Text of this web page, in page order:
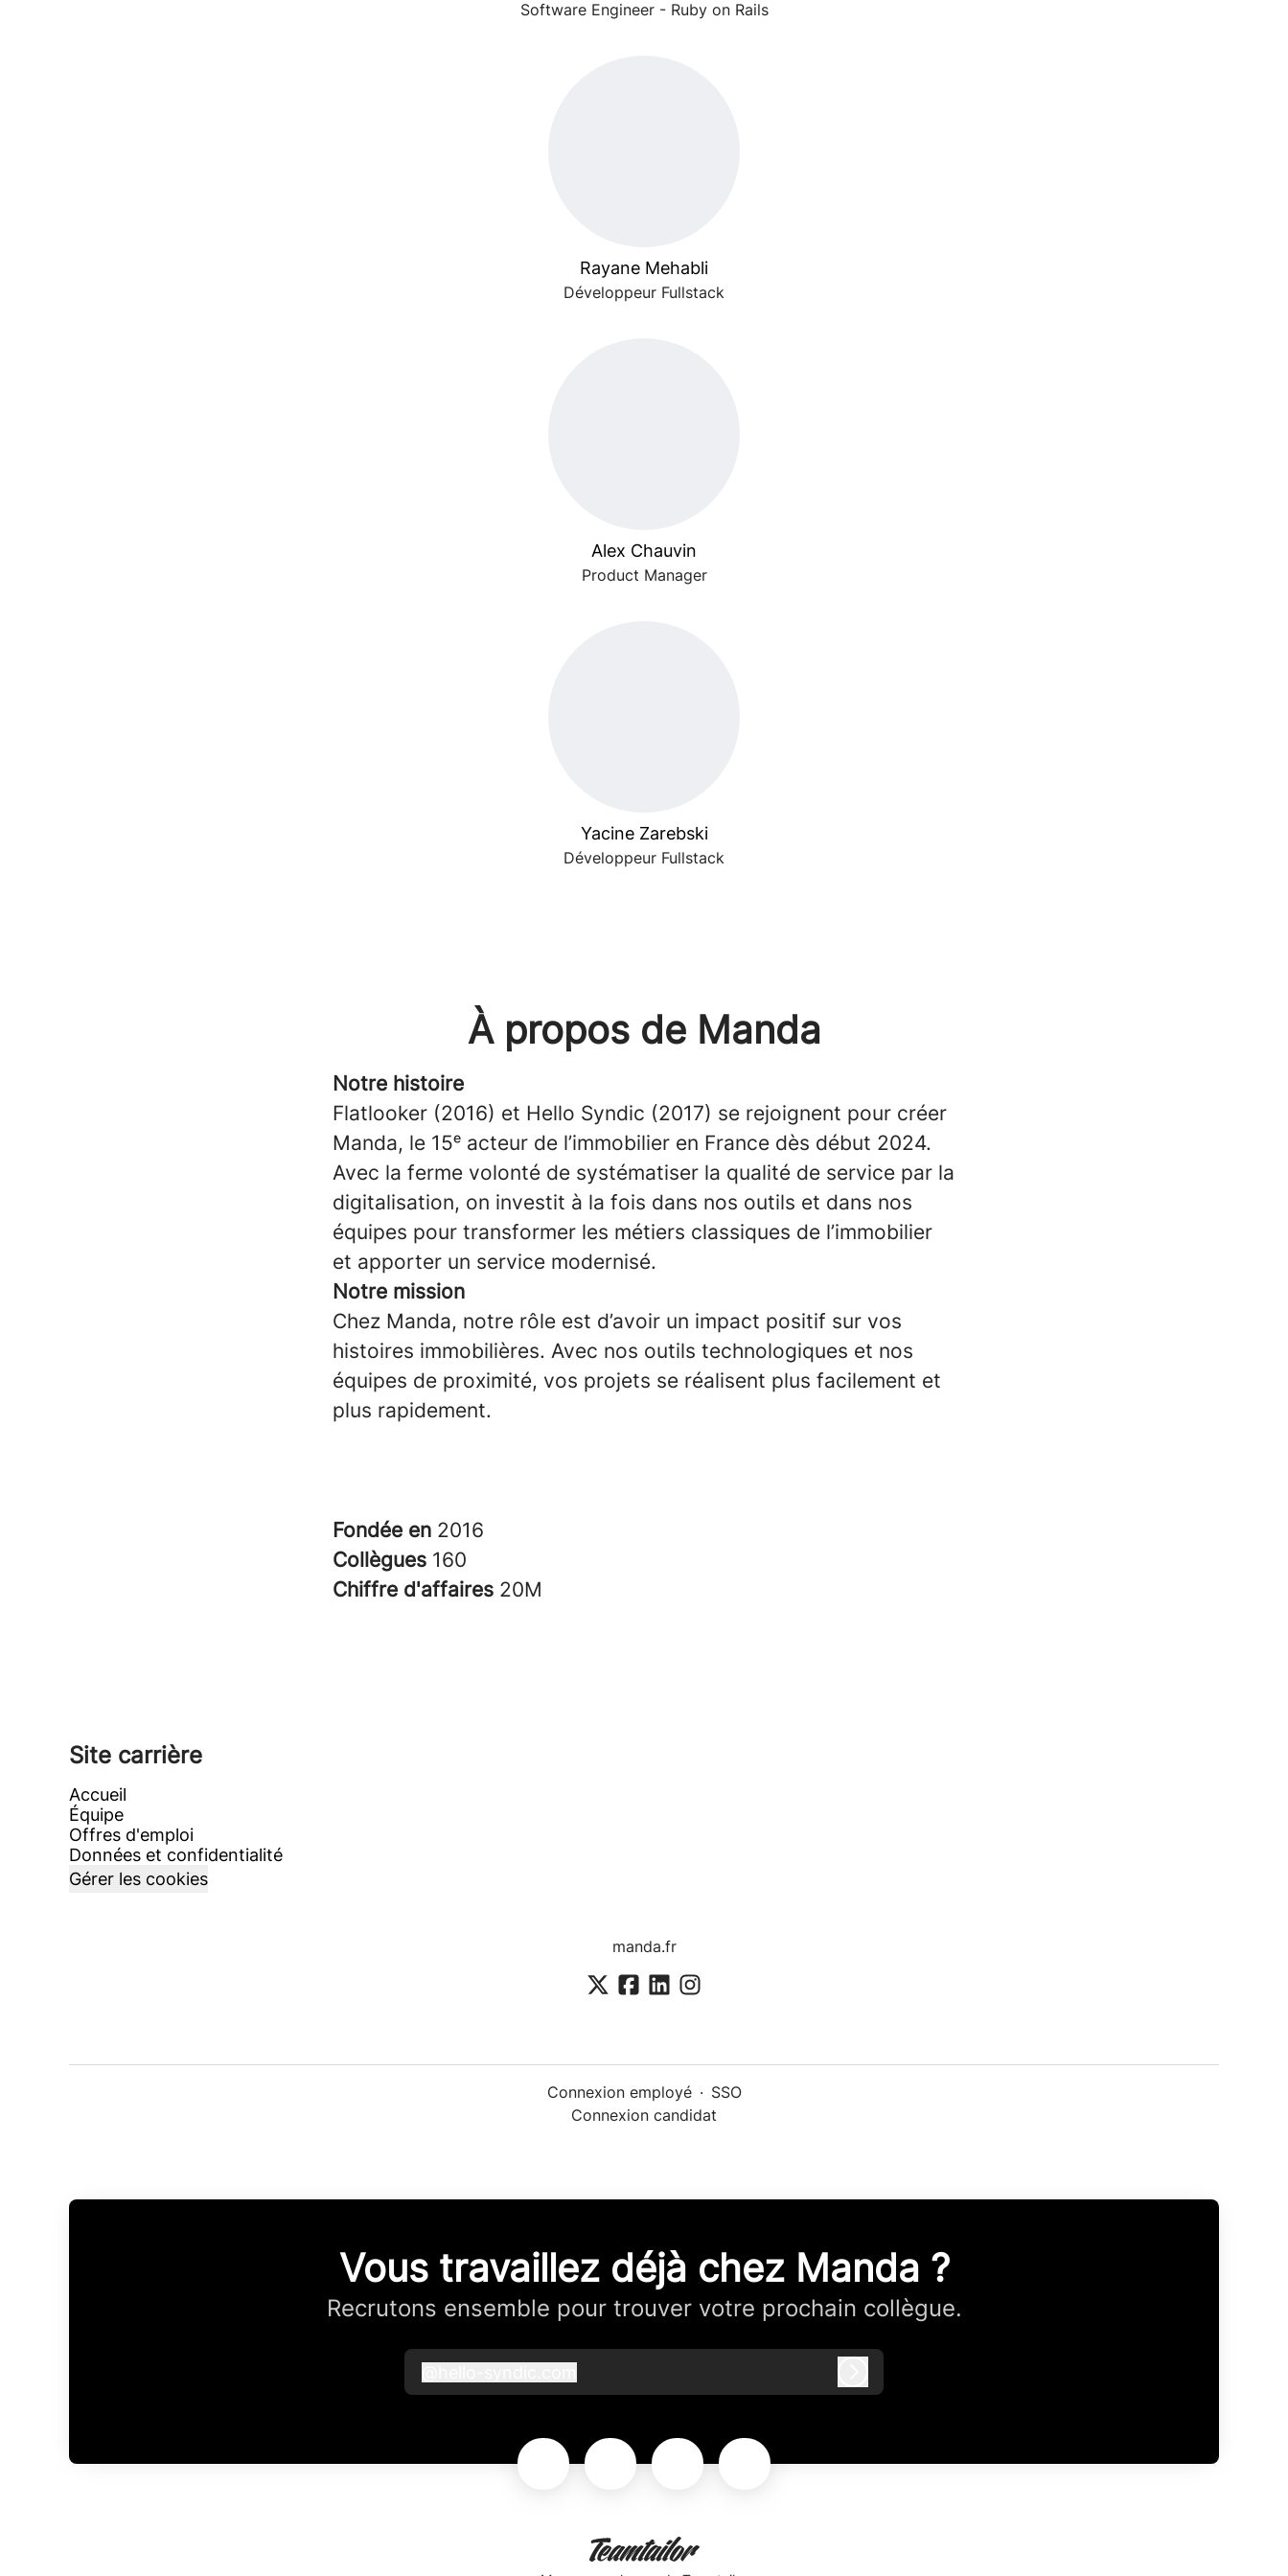
Software Engineer - Ruby on Rails
Rayane Mehabli
Développeur Fullstack
Alex Chauvin
Product Manager
Yacine Zarebski
Développeur Fullstack
À propos de Manda
Notre histoire
Flatlooker (2016) et Hello Syndic (2017) se rejoignent pour créer
Manda, le 15ᵉ acteur de l’immobilier en France dès début 2024.
Avec la ferme volonté de systématiser la qualité de service par la
digitalisation, on investit à la fois dans nos outils et dans nos
équipes pour transformer les métiers classiques de l’immobilier
et apporter un service modernisé.
Notre mission
Chez Manda, notre rôle est d’avoir un impact positif sur vos
histoires immobilières. Avec nos outils technologiques et nos
équipes de proximité, vos projets se réalisent plus facilement et
plus rapidement.
Fondée en 2016
Collègues 160
Chiffre d'affaires 20M
Site carrière
Accueil
Équipe
Offres d'emploi
Données et confidentialité
Gérer les cookies
manda.fr
Connexion employé · SSO
Connexion candidat
Vous travaillez déjà chez Manda ?
Recrutons ensemble pour trouver votre prochain collègue.
hello-syndic.com